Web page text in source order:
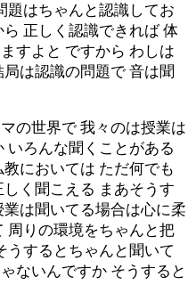
題はちゃんと認識してお
正しく認識できれば 体
すよと ですから わしは
は認識の問題で 音は聞
の世界で 我々のは授業は
いろんな聞くことがある
においては ただ何でも
く聞こえる まあそうす
は聞いてる場合は心に柔
周りの環境をちゃんと把
うするとちゃんと聞いて
ないんですか そうすると